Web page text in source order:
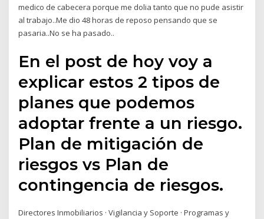
medico de cabecera porque me dolia tanto que no pude asistir
al trabajo..Me dio 48 horas de reposo pensando que se
pasaria..No se ha pasado..
En el post de hoy voy a
explicar estos 2 tipos de
planes que podemos
adoptar frente a un riesgo.
Plan de mitigación de
riesgos vs Plan de
contingencia de riesgos.
Directores Inmobiliarios · Vigilancia y Soporte · Programas y